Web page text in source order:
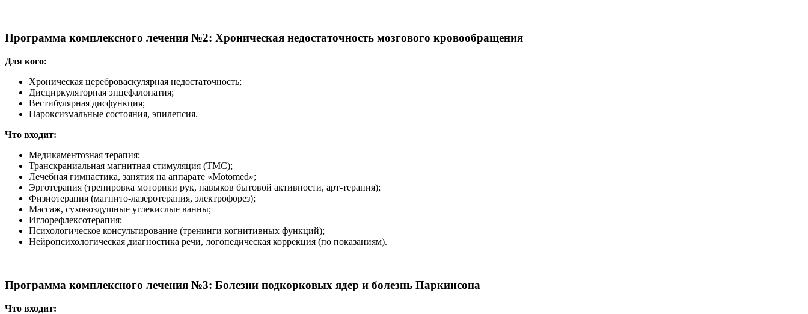
Программа комплексного лечения №2: Хроническая недостаточность мозгового кровообращения
Для кого:
Хроническая цереброваскулярная недостаточность;
Дисциркуляторная энцефалопатия;
Вестибулярная дисфункция;
Пароксизмальные состояния, эпилепсия.
Что входит:
Медикаментозная терапия;
Транскраниальная магнитная стимуляция (ТМС);
Лечебная гимнастика, занятия на аппарате «Motomed»;
Эрготерапия (тренировка моторики рук, навыков бытовой активности, арт-терапия);
Физиотерапия (магнито-лазеротерапия, электрофорез);
Массаж, суховоздушные углекислые ванны;
Иглорефлексотерапия;
Психологическое консультирование (тренинги когнитивных функций);
Нейропсихологическая диагностика речи, логопедическая коррекция (по показаниям).
Программа комплексного лечения №3: Болезни подкорковых ядер и болезнь Паркинсона
Что входит: